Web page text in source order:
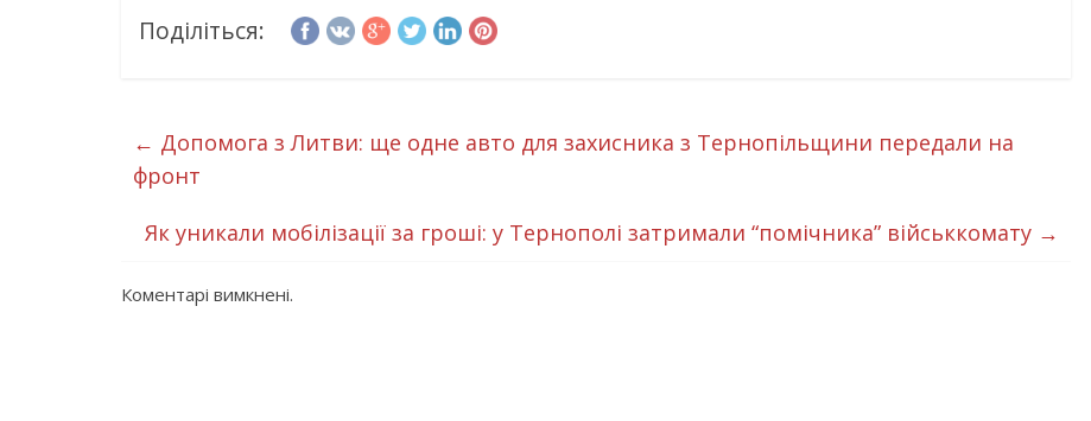
Поділіться:
← Допомога з Литви: ще одне авто для захисника з Тернопільщини передали на
фронт
Як уникали мобілізації за гроші: у Тернополі затримали “помічника” військкомату →
Коментарі вимкнені.